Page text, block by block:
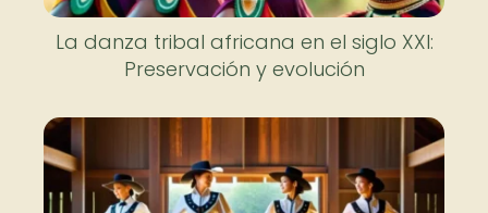
La danza tribal africana en el siglo XXI:
Preservación y evolución